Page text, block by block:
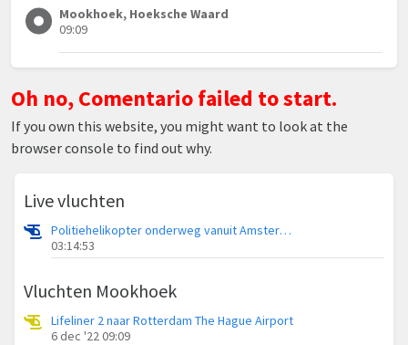
Mookhoek, Hoeksche Waard
09:09
Oh no, Comentario failed to start.
If you own this website, you might want to look at the
browser console to find out why.
Live vluchten
Politiehelikopter onderweg vanuit Amsterdam Vliegveld Schiphol
03:14:53
Vluchten Mookhoek
Lifeliner 2 naar Rotterdam The Hague Airport
6 dec '22 09:09